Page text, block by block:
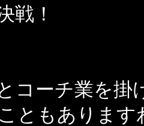
戦！
コーチ業を掛
ともあります